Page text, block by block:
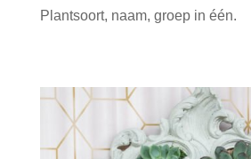
Plantsoort, naam, groep in één.